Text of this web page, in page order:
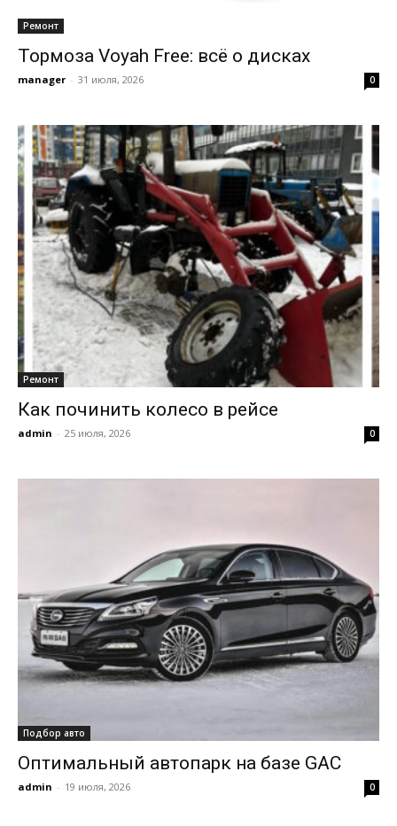
Ремонт
Тормоза Voyah Free: всё о дисках
manager - 31 июля, 2026 0
Ремонт
Как починить колесо в рейсе
admin - 25 июля, 2026 0
Подбор авто
Оптимальный автопарк на базе GAC
admin - 19 июля, 2026 0